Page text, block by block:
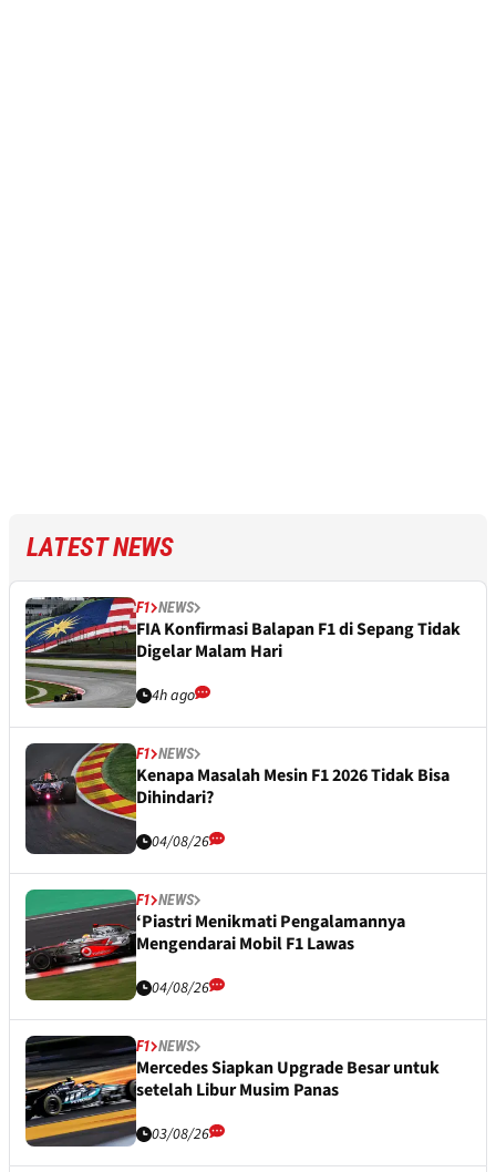
LATEST NEWS
F1 NEWS
FIA Konfirmasi Balapan F1 di Sepang Tidak
Digelar Malam Hari
4h ago
F1 NEWS
Kenapa Masalah Mesin F1 2026 Tidak Bisa
Dihindari?
04/08/26
F1 NEWS
‘Piastri Menikmati Pengalamannya
Mengendarai Mobil F1 Lawas
04/08/26
F1 NEWS
Mercedes Siapkan Upgrade Besar untuk
setelah Libur Musim Panas
03/08/26